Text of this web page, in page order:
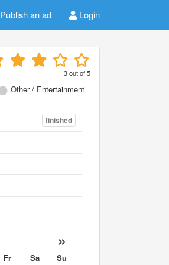
Publish an ad Login
3out of5
Other / Entertainment
finished
»
Fr Sa Su